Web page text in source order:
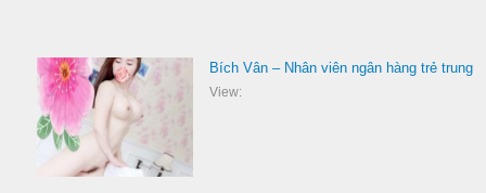
Bích Vân – Nhân viên ngân hàng trẻ trung
View: